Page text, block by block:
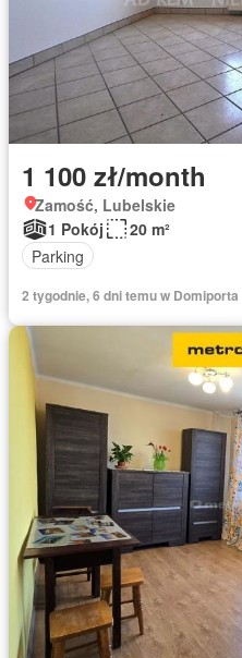
1 100 zł/month
Zamość, Lubelskie
1 Pokój
20 m²
Parking
2 tygodnie, 6 dni temu w Domiporta